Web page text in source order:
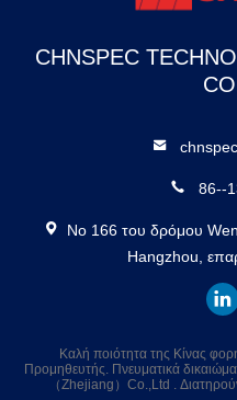
CHNSPEC
86--
Νο 166 του δρόμου
Hangzhou,
Καλή ποιότητα της Κίνας
Προμηθευτής. Πνευματικά
（Zhejiang）Co.,Ltd .